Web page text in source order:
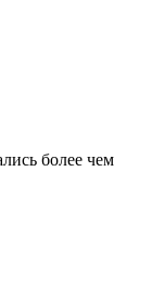
более чем